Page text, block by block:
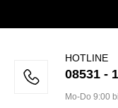
HOTLINE
08531 -
Mo-Do 9:00